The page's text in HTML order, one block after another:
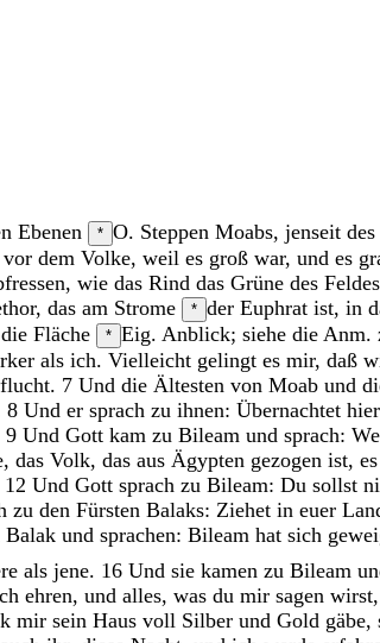
Ebenen * O. Steppen Moabs, jenseit des
vor dem Volke, weil es groß war, und es
, wie das Rind das Grüne des Feldes
, das am Strome * der Euphrat ist, in
die Fläche * Eig. Anblick; siehe die Anm.
als ich. Vielleicht gelingt es mir, daß
. 7 Und die Ältesten von Moab und
8 Und er sprach zu ihnen: Übernachtet hier
9 Und Gott kam zu Bileam und sprach:
, das Volk, das aus Ägypten gezogen ist, es
12 Und Gott sprach zu Bileam: Du sollst
zu den Fürsten Balaks: Ziehet in euer
Balak und sprachen: Bileam hat sich
als jene. 16 Und sie kamen zu Bileam
ehren, und alles, was du mir sagen wirst,
mir sein Haus voll Silber und Gold gäbe,